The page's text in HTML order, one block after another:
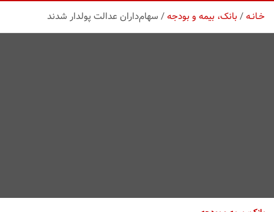
خـانـه بانک، بیمه و بودجه سهام‌داران عدالت پولدار شدند